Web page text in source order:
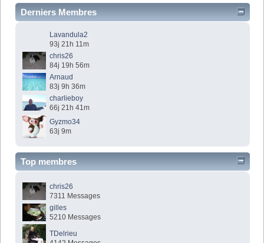
Derniers Membres
Lavandula2
93j 21h 11m
chris26
84j 19h 56m
Arnaud
83j 9h 36m
charlieboy
66j 21h 41m
Gyzmo34
63j 9m
Top membres
chris26
7311 Messages
gilles
5210 Messages
TDelrieu